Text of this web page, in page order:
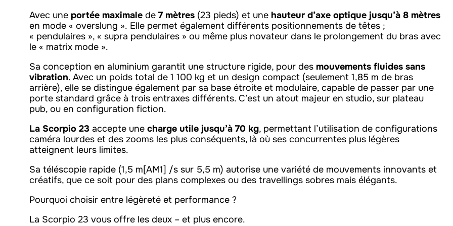
Avec une portée maximale de 7 mètres (23 pieds) et une hauteur d’axe optique jusqu’à 8 mètres
en mode « overslung ». Elle permet également différents positionnements de têtes ;
« pendulaires », « supra pendulaires » ou même plus novateur dans le prolongement du bras avec
le « matrix mode ».
Sa conception en aluminium garantit une structure rigide, pour des mouvements fluides sans
vibration. Avec un poids total de 1 100 kg et un design compact (seulement 1,85 m de bras
arrière), elle se distingue également par sa base étroite et modulaire, capable de passer par une
porte standard grâce à trois entraxes différents. C’est un atout majeur en studio, sur plateau
pub, ou en configuration fiction.
La Scorpio 23 accepte une charge utile jusqu’à 70 kg, permettant l’utilisation de configurations
caméra lourdes et des zooms les plus conséquents, là où ses concurrentes plus légères
atteignent leurs limites.
Sa téléscopie rapide (1,5 m[AM1] /s sur 5,5 m) autorise une variété de mouvements innovants et
créatifs, que ce soit pour des plans complexes ou des travellings sobres mais élégants.
Pourquoi choisir entre légèreté et performance ?
La Scorpio 23 vous offre les deux – et plus encore.